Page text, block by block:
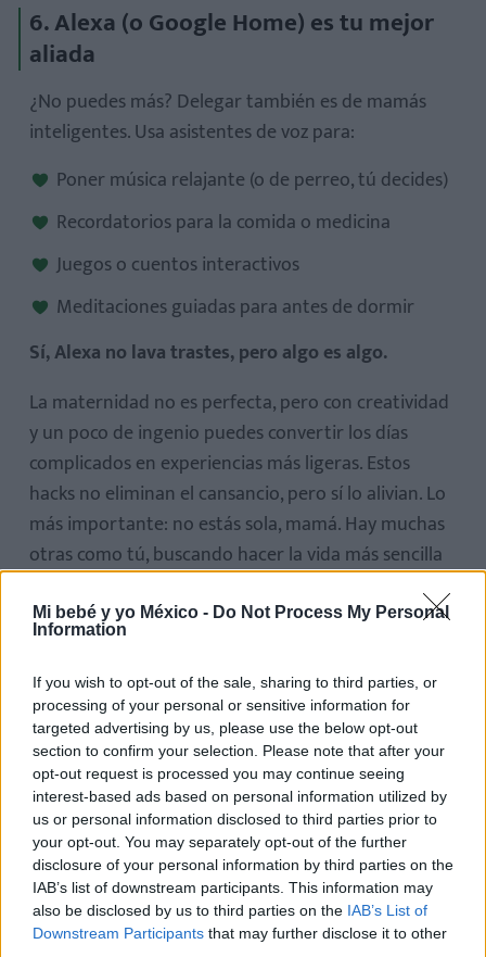
Mi bebé y yo México - Do Not Process My Personal
Information
If you wish to opt-out of the sale, sharing to third parties, or
processing of your personal or sensitive information for
targeted advertising by us, please use the below opt-out
section to confirm your selection. Please note that after your
opt-out request is processed you may continue seeing
interest-based ads based on personal information utilized by
us or personal information disclosed to third parties prior to
your opt-out. You may separately opt-out of the further
disclosure of your personal information by third parties on the
IAB’s list of downstream participants. This information may
also be disclosed by us to third parties on the IAB’s List of
Downstream Participants that may further disclose it to other
6. Alexa (o Google Home) es tu mejor
aliada
¿No puedes más? Delegar también es de mamás
inteligentes. Usa asistentes de voz para:
Poner música relajante (o de perreo, tú decides)
Recordatorios para la comida o medicina
Juegos o cuentos interactivos
Meditaciones guiadas para antes de dormir
Sí, Alexa no lava trastes, pero algo es algo.
La maternidad no es perfecta, pero con creatividad
y un poco de ingenio puedes convertir los días
complicados en experiencias más ligeras. Estos
hacks no eliminan el cansancio, pero sí lo alivian. Lo
más importante: no estás sola, mamá. Hay muchas
otras como tú, buscando hacer la vida más sencilla
Te puede interesar…